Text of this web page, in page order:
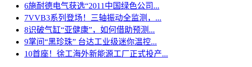
6施耐德电气获选“2011中国绿色公司...
7VVB3系列登场！三轴振动全监测，...
8识破气缸“亚健康”，如何借助预测...
9掌间“黑珍珠” 台达工业级迷你温控...
10首座！徐工海外新能源工厂正式投产...